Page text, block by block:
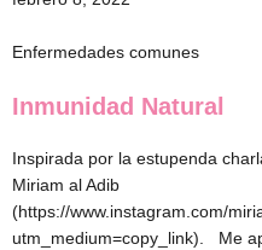
Enfermedades comunes
Inmunidad Natural
Inspirada por la estupenda
Miriam al Adib
(https://www.instagram.com/
utm_medium=copy_link). Me